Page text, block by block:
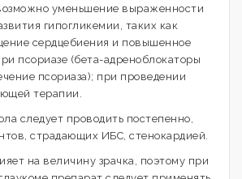
уменьшение выраженности
гипогликемии, таких как
сердцебиения и повышенное
псориазе (бета-адреноблокаторы
псориаза); при проведении
терапии.
следует проводить постепенно,
страдающих ИБС, стенокардией.
на величину зрачка, поэтому при